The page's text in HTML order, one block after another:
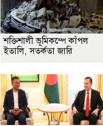
শক্তিশালী ভূমিকম্পে কাঁপল
ইতালি, সতর্কতা জারি